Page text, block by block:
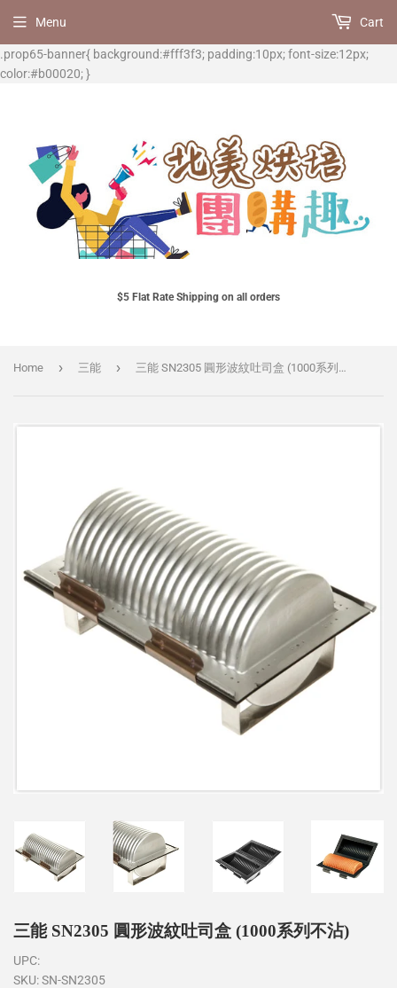
.prop65-banner{ background:#fff3f3; padding:10px; font-size:12px;
color:#b00020; }
$5 Flat Rate Shipping on all orders
Menu Cart
Home › 三能 › 三能 SN2305 圓形波紋吐司盒 (1000系列不沾)
三能 SN2305 圓形波紋吐司盒 (1000系列不沾)
UPC:
SKU:SN-SN2305